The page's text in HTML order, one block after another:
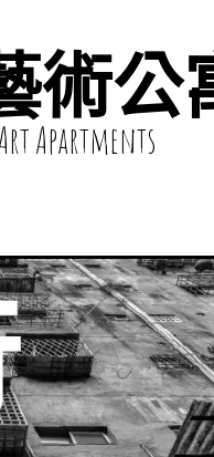
術公
Apartments